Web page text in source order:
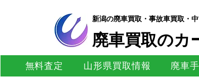
新潟の廃車買取・事故車買取・
廃車買取のカ
無料査定 山形県買取情報 廃車